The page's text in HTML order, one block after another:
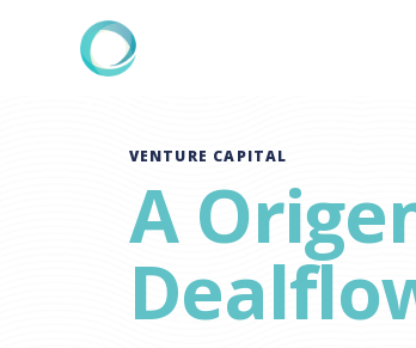
VENTURE CAPITAL
A